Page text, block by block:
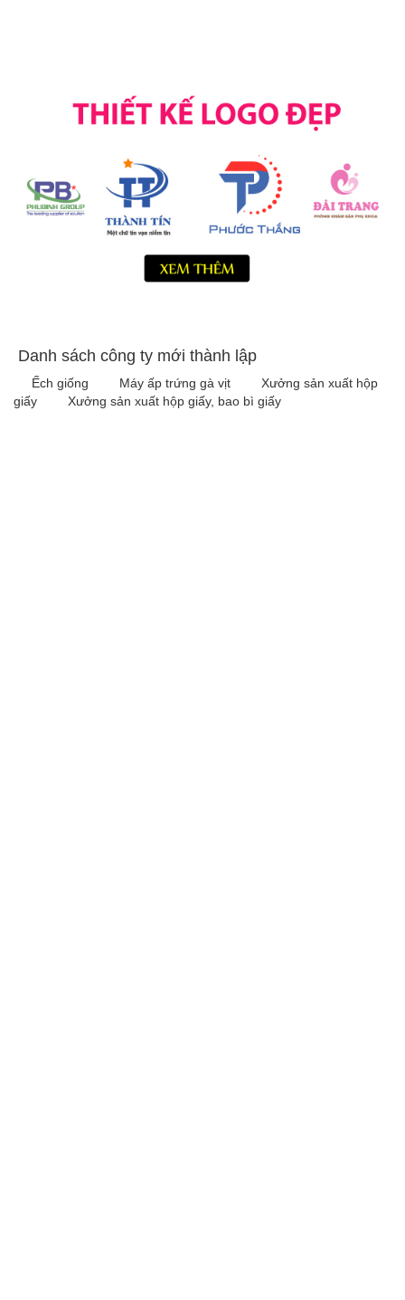
Danh sách công ty mới thành lập
Ếch giống Máy ấp trứng gà vịt
Xưởng sản xuất hộp
giấy
Xưởng sản xuất hộp giấy, bao bì giấy